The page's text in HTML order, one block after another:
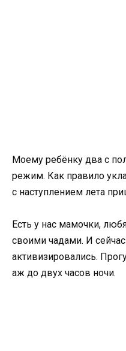
Моему ребёнку два с
режим. Как правило
с наступлением лета
Есть у нас мамочки,
своими чадами. И
активизировались.
аж до двух часов ночи.